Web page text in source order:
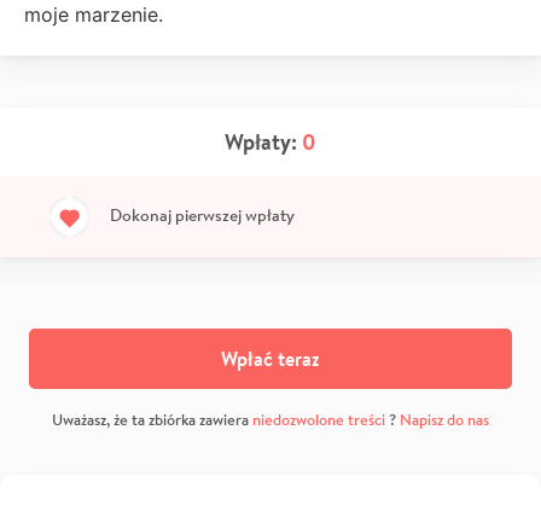
moje marzenie.
Wpłaty: 0
Dokonaj pierwszej wpłaty
Wpłać teraz
Uważasz, że ta zbiórka zawiera niedozwolone treści? Napisz do nas